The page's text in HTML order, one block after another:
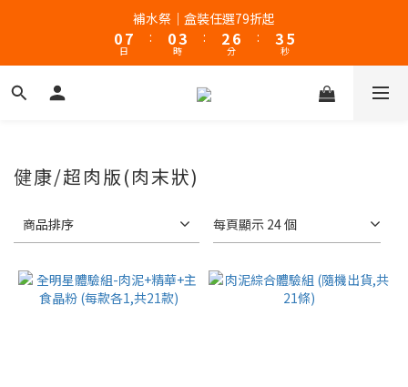
新客體驗｜首購8折+免運
補水祭｜盒裝任選79折起
07
6
0
日
:
1
0
4
3
2
時
:
3
2
1
7
6
5
分
:
3
2
5
4
秒
新客體驗｜首購8折+免運
健康/超肉版(肉末狀)
商品排序 每頁顯示 24 個